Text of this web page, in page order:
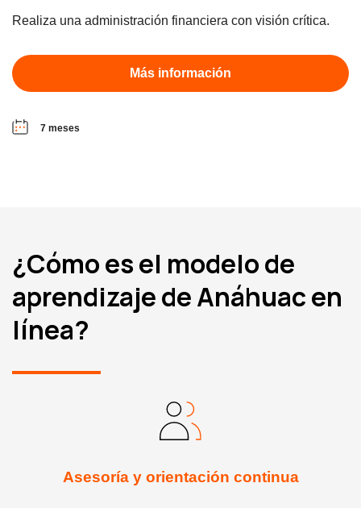
Realiza una administración financiera con visión crítica.
Más información
7 meses
¿Cómo es el modelo de
aprendizaje de Anáhuac en
línea?
Asesoría y orientación continua